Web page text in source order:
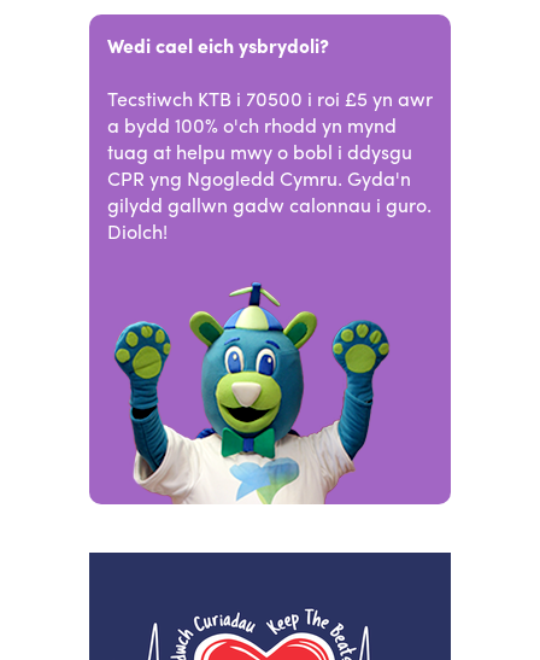
Wedi cael eich ysbrydoli?
Tecstiwch KTB i 70500 i roi £5 yn awr
a bydd 100% o'ch rhodd yn mynd
tuag at helpu mwy o bobl i ddysgu
CPR yng Ngogledd Cymru. Gyda'n
gilydd gallwn gadw calonnau i guro.
Diolch!